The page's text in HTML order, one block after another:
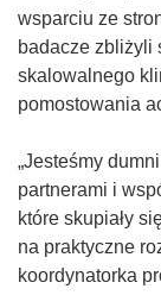
wsparciu ze
badacze zbliżyli
skalowalnego
pomostowania
„Jesteśmy
partnerami i
które skupiały
na praktyczne
koordynatorka